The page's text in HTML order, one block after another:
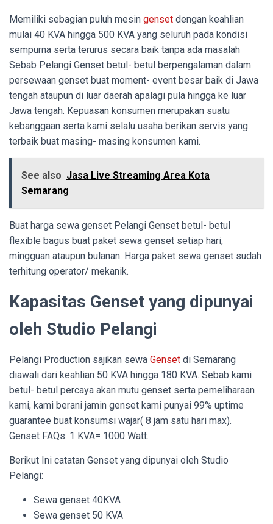
Memiliki sebagian puluh mesin genset dengan keahlian
mulai 40 KVA hingga 500 KVA yang seluruh pada kondisi
sempurna serta terurus secara baik tanpa ada masalah
Sebab Pelangi Genset betul- betul berpengalaman dalam
persewaan genset buat moment- event besar baik di Jawa
tengah ataupun di luar daerah apalagi pula hingga ke luar
Jawa tengah. Kepuasan konsumen merupakan suatu
kebanggaan serta kami selalu usaha berikan servis yang
terbaik buat masing- masing konsumen kami.
See also Jasa Live Streaming Area Kota
Semarang
Buat harga sewa genset Pelangi Genset betul- betul
flexible bagus buat paket sewa genset setiap hari,
mingguan ataupun bulanan. Harga paket sewa genset sudah
terhitung operator/ mekanik.
Kapasitas Genset yang dipunyai
oleh Studio Pelangi
Pelangi Production sajikan sewa Genset di Semarang
diawali dari keahlian 50 KVA hingga 180 KVA. Sebab kami
betul- betul percaya akan mutu genset serta pemeliharaan
kami, kami berani jamin genset kami punyai 99% uptime
guarantee buat konsumsi wajar( 8 jam satu hari max).
Genset FAQs: 1 KVA= 1000 Watt.
Berikut Ini catatan Genset yang dipunyai oleh Studio
Pelangi:
Sewa genset 40KVA
Sewa genset 50 KVA